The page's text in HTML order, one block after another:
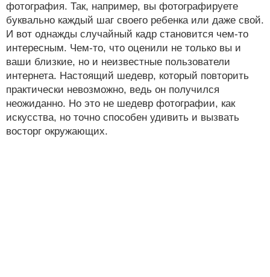
фотография. Так, например, вы фотографируете
буквально каждый шаг своего ребенка или даже свой.
И вот однажды случайный кадр становится чем-то
интересным. Чем-то, что оценили не только вы и
ваши близкие, но и неизвестные пользователи
интернета. Настоящий шедевр, который повторить
практически невозможно, ведь он получился
неожиданно. Но это не шедевр фотографии, как
искусства, но точно способен удивить и вызвать
восторг окружающих.